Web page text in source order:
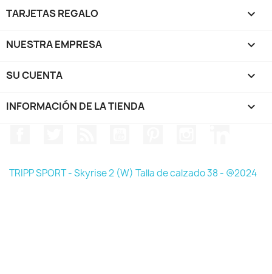
TARJETAS REGALO 
NUESTRA EMPRESA 
SU CUENTA 
INFORMACIÓN DE LA TIENDA keyboard_arrow_down
TRIPP SPORT - Skyrise 2 (W) Talla de calzado 38 - @2024